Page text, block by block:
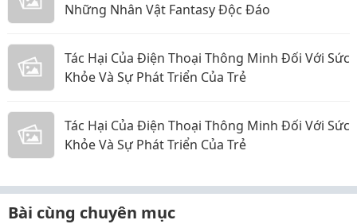
Những Nhân Vật Fantasy Độc Đáo
Tác Hại Của Điện Thoại Thông Minh Đối Với Sức
Khỏe Và Sự Phát Triển Của Trẻ
Tác Hại Của Điện Thoại Thông Minh Đối Với Sức
Khỏe Và Sự Phát Triển Của Trẻ
Bài cùng chuyên mục